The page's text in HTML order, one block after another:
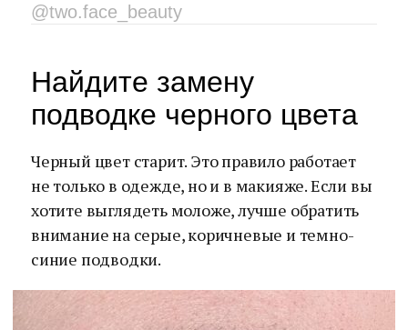
@two.face_beauty
Найдите замену
подводке черного цвета
Черный цвет старит. Это правило работает
не только в одежде, но и в макияже. Если вы
хотите выглядеть моложе, лучше обратить
внимание на серые, коричневые и темно-
синие подводки.